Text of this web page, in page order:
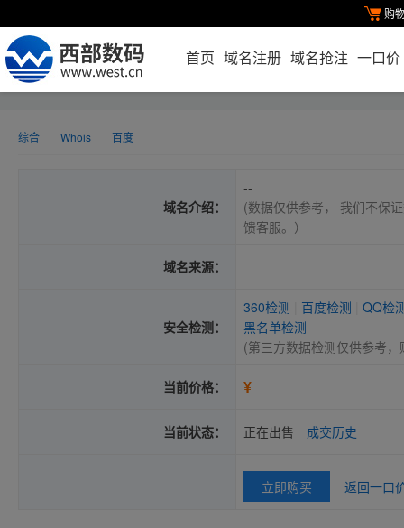
购
首页 域名注册 域名抢注 一口价
综合 Whois 百度
域名介绍：
--
(数据仅供参考， 我们不保
馈客服。）
域名来源：
安全检测：
360检测 百度检测
QQ检
黑名单检测
(第三方数据检测仅供参考
当前价格： ¥
当前状态： 正在出售 成交历史
立即购买 返回一口